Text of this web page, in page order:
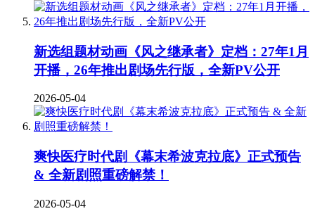
新选组题材动画《风之继承者》定档：27年1月
开播，26年推出剧场先行版，全新PV公开
2026-05-04
爽快医疗时代剧《幕末希波克拉底》正式预告
& 全新剧照重磅解禁！
2026-05-04